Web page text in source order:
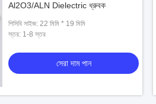
Al2O3/ALN Dielectric ধ্রুবক
পিসিবি সাইজ: 22 মিমি * 19 মিমি
স্তর: 1-8 স্তর
সেরা দাম পান